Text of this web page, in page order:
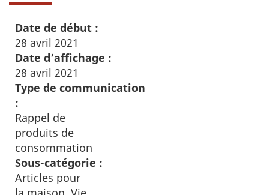
Date de début :
28 avril 2021
Date d’affichage :
28 avril 2021
Type de communication
:
Rappel de
produits de
consommation
Sous-catégorie :
Articles pour